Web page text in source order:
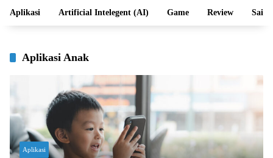
Aplikasi Artificial Intelegent (AI) Game Review Sains
Aplikasi Anak
Aplikasi